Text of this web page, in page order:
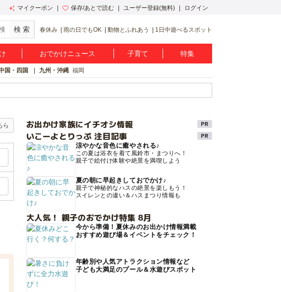
マイクーポン 保存/あとで読む ユーザー登録(無料) ログイン
春休み 雨の日でもOK 動物とふれあう 1日中遊べるスポット
おでかけニュース 子育て 特集
国・四国 九州・沖縄 福岡
ら
お出かけ家族にイチオシ情報
いこーよとりっぷ 注目記事
涼やかな音色に癒やされる♪
この夏は浴衣を着て風鈴市・まつりへ！
親子で絵付け体験や絶景を満喫しよう
夏の朝に早起きしておでかけ♪
親子で神秘的なハスの絶景を楽しもう！
スイレンとの違い＆ハスまつり情報も
大人気！ 親子のおでかけ特集 8月
今から準備！夏休みのお出かけ情報満載
おすすめ遊び場＆イベントをチェック！
年齢別や人気アトラクション情報など
子ども大満足のプール＆水遊びスポット